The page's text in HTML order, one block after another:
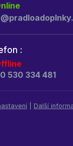
:
530 334 481
Další